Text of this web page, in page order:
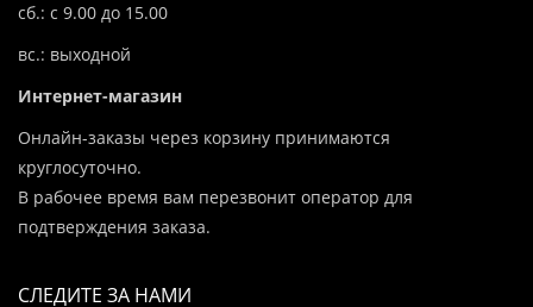
сб.: с 9.00 до 15.00
вс.: выходной
Интернет-магазин
Онлайн-заказы через корзину принимаются
круглосуточно.
В рабочее время вам перезвонит оператор для
подтверждения заказа.
СЛЕДИТЕ ЗА НАМИ